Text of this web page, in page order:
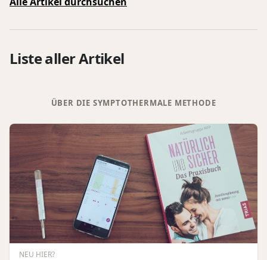
Liste aller Artikel
ÜBER DIE SYMPTOTHERMALE METHODE
NEU HIER?